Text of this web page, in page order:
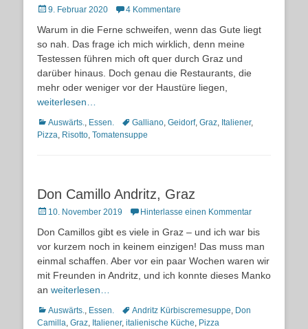
Posted
9. Februar 2020 4 Kommentare
Warum in die Ferne schweifen, wenn das Gute liegt
so nah. Das frage ich mich wirklich, denn meine
Testessen führen mich oft quer durch Graz und
darüber hinaus. Doch genau die Restaurants, die
mehr oder weniger vor der Haustüre liegen,
weiterlesen…
Kategorien
Auswärts., Essen. Schlagworte
Galliano, Geidorf, Graz, Italiener,
Pizza, Risotto, Tomatensuppe
Don Camillo Andritz, Graz
Posted10. November 2019 Hinterlasse einen Kommentar
Don Camillos gibt es viele in Graz – und ich war bis
vor kurzem noch in keinem einzigen! Das muss man
einmal schaffen. Aber vor ein paar Wochen waren wir
mit Freunden in Andritz, und ich konnte dieses Manko
an weiterlesen…
Kategorien
Auswärts., Essen. Schlagworte
Andritz Kürbiscremesuppe, Don
Camilla, Graz, Italiener, italienische Küche, Pizza